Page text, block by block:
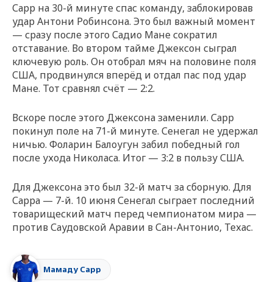
Сарр на 30-й минуте спас команду, заблокировав
удар Антони Робинсона. Это был важный момент
— сразу после этого Садио Мане сократил
отставание. Во втором тайме Джексон сыграл
ключевую роль. Он отобрал мяч на половине поля
США, продвинулся вперёд и отдал пас под удар
Мане. Тот сравнял счёт — 2:2.
Вскоре после этого Джексона заменили. Сарр
покинул поле на 71-й минуте. Сенегал не удержал
ничью. Фоларин Балоугун забил победный гол
после ухода Николаса. Итог — 3:2 в пользу США.
Для Джексона это был 32-й матч за сборную. Для
Сарра — 7-й. 10 июня Сенегал сыграет последний
товарищеский матч перед чемпионатом мира —
против Саудовской Аравии в Сан-Антонио, Техас.
Мамаду Сарр